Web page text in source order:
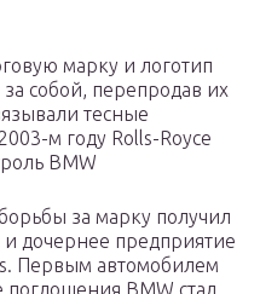
марку и логотип
собой, перепродав их
тесные
м году Rolls-Royce
BMW
за марку получил
дочернее предприятие
Первым автомобилем
BMW стал